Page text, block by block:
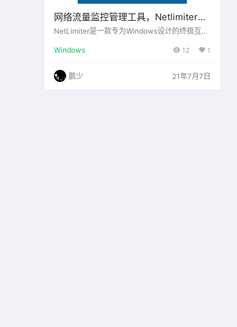
网络流量监控管理工具，Netlimiter
Pro 4.1.11
NetLimiter是一款专为Windows设计的终极互联
连接的主人。NetLimiter可以让你完全控制你的
允许连接，以及这些连接的速度应该是多少。
Windows 12 1
鹏少 21年7月7日